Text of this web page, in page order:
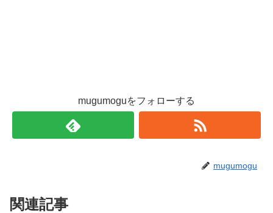
mugumoguをフォローする
mugumogu
関連記事